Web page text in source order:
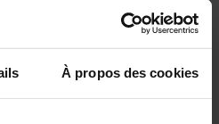
À propos des cookies